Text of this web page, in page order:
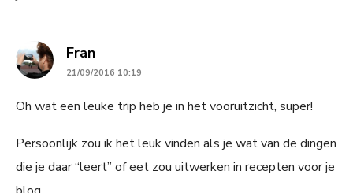
Fransays:
21/09/2016 10:19
Oh wat een leuke trip heb je in het vooruitzicht, super!
Persoonlijk zou ik het leuk vinden als je wat van de dingen
die je daar “leert” of eet zou uitwerken in recepten voor je